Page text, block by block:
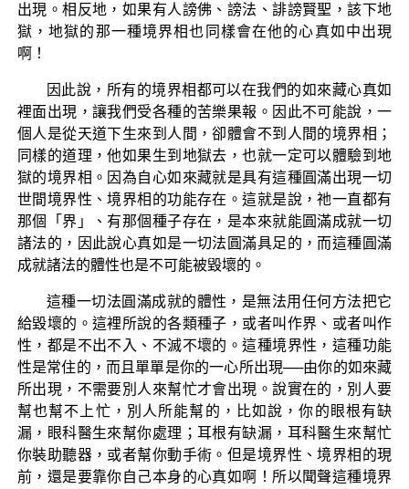
出現。相反地，如果有人謗佛、謗法、誹謗賢聖，該下地
獄，地獄的那一種境界相也同樣會在他的心真如中出現
啊！
因此說，所有的境界相都可以在我們的如來藏心真如
裡面出現，讓我們受各種的苦樂果報。因此不可能說，一
個人是從天道下生來到人間，卻體會不到人間的境界相；
同樣的道理，他如果生到地獄去，也就一定可以體驗到地
獄的境界相。因為自心如來藏就是具有這種圓滿出現一切
世間境界性、境界相的功能存在。這就是說，祂一直都有
那個「界」、有那個種子存在，是本來就能圓滿成就一切
諸法的，因此說心真如是一切法圓滿具足的，而這種圓滿
成就諸法的體性也是不可能被毀壞的。
這種一切法圓滿成就的體性，是無法用任何方法把它
給毀壞的。這裡所說的各類種子，或者叫作界、或者叫作
性，都是不出不入、不滅不壞的。這種境界性，這種功能
性是常住的，而且單單是你的一心所出現──由你的如來藏
所出現，不需要別人來幫忙才會出現。說實在的，別人要
幫也幫不上忙，別人所能幫的，比如說，你的眼根有缺
漏，眼科醫生來幫你處理；耳根有缺漏，耳科醫生來幫忙
你裝助聽器，或者幫你動手術。但是境界性、境界相的現
前，還是要靠你自己本身的心真如啊！所以聞聲這種境界